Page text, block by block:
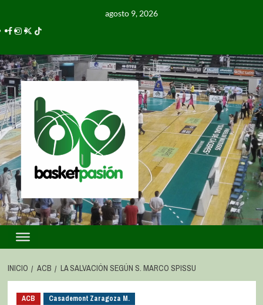
agosto 9, 2026
INICIO ACB LA SALVACIÓN SEGÚN S. MARCO SPISSU
ACB Casademont Zaragoza M.